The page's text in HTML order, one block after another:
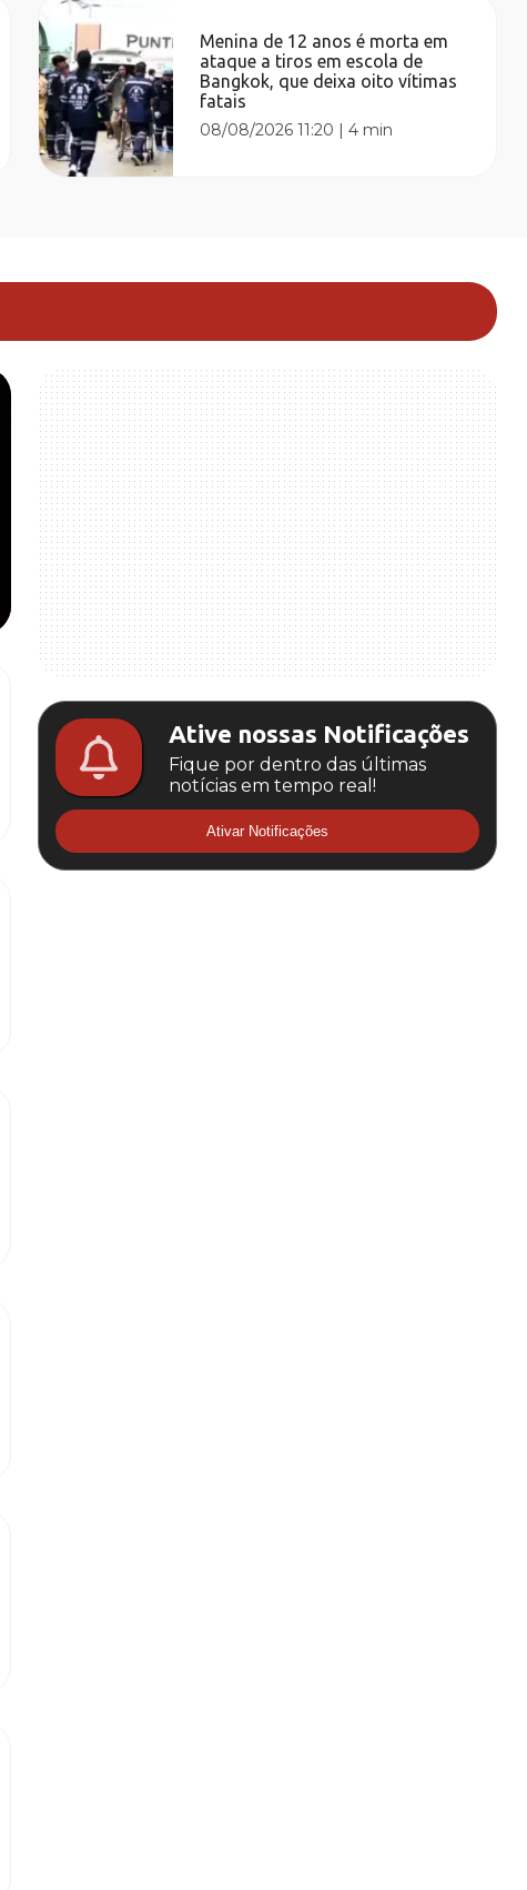
Menina de 12 anos é morta em
ataque a tiros em escola de
Bangkok, que deixa oito vítimas
fatais
08/08/2026 11:20 |4 min
Ative nossas Notificações
Fique por dentro das últimas
notícias em tempo real!
Ativar Notificações